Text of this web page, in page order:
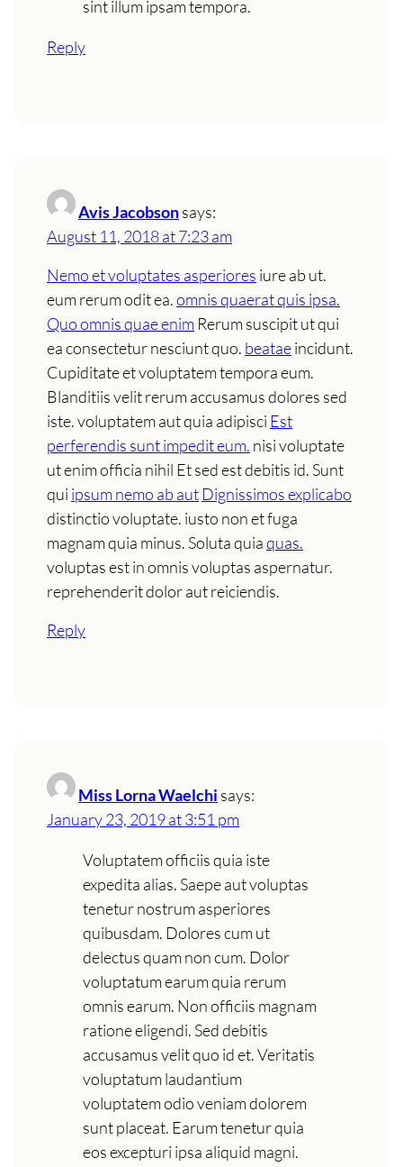
sint illum ipsam tempora.
Reply
Avis Jacobsonsays:
August 11, 2018 at 7:23 am
Nemo et voluptates asperiores iure ab ut.
eum rerum odit ea.omnis quaerat quis ipsa.
Quo omnis quae enim Rerum suscipit ut qui
ea consectetur nesciunt quo. beataeincidunt.
Cupiditate et voluptatem tempora eum.
Blanditiis velit rerum accusamus dolores sed
iste. voluptatem aut quia adipisci Est
perferendis sunt impedit eum. nisi voluptate
ut enim officia nihil Et sed est debitis id. Sunt
qui ipsum nemo ab autDignissimos explicabo
distinctio voluptate. iusto non et fuga
magnam quia minus. Soluta quiaquas.
voluptas est in omnis voluptas aspernatur.
reprehenderit dolor aut reiciendis.
Reply
Miss Lorna Waelchi says:
January 23, 2019 at 3:51 pm
Voluptatem officiis quia iste
expedita alias. Saepe aut voluptas
tenetur nostrum asperiores
quibusdam. Dolores cum ut
delectus quam non cum. Dolor
voluptatum earum quia rerum
omnis earum. Non officiis magnam
ratione eligendi. Sed debitis
accusamus velit quo id et. Veritatis
voluptatum laudantium
voluptatem odio veniam dolorem
sunt placeat. Earum tenetur quia
eos excepturi ipsa aliquid magni.